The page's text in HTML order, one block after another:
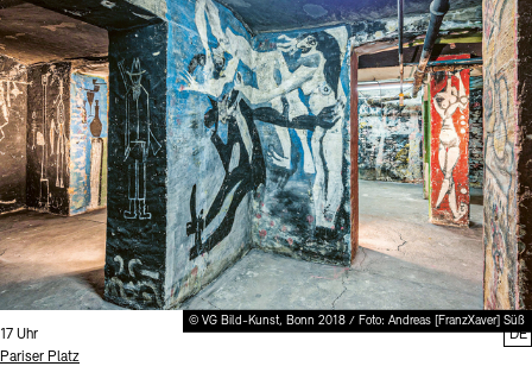
Stellenangebote Newsletter Presse
Nachhaltigkeit Kontakt
Digitale Sammlungen Exil-Archive
© VG Bild-Kunst, Bonn 2018 / Foto: Andreas [FranzXaver] Süß
Uhrzeit:
17 Uhr
Standort
Pariser Platz
DE